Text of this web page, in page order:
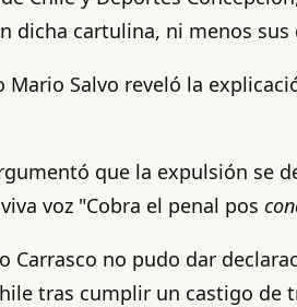
dicha cartulina, ni menos sus
Salvo reveló la
que la expulsión se
voz "Cobra el penal pos
Carrasco no pudo dar
tras cumplir un castigo